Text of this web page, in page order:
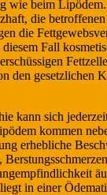
wie beim
die
die
Fall
den gesetzlichen
kann sich
kommen
erhebliche
in einer